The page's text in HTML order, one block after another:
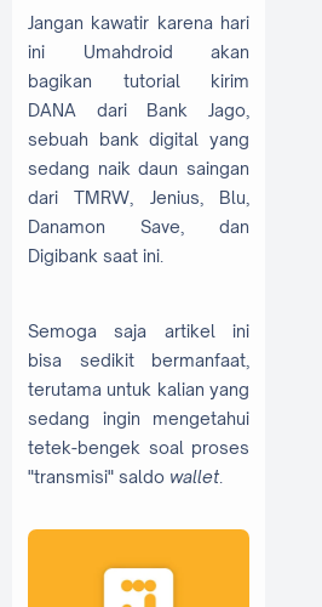
Jangan kawatir karena hari
ini Umahdroid akan
bagikan tutorial kirim
DANA dari Bank Jago,
sebuah bank digital yang
sedang naik daun saingan
dari TMRW, Jenius, Blu,
Danamon Save, dan
Digibank saat ini.
Semoga saja artikel ini
bisa sedikit bermanfaat,
terutama untuk kalian yang
sedang ingin mengetahui
tetek-bengek soal proses
"transmisi" saldo wallet